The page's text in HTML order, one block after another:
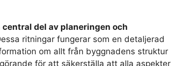
del av planeringen och
ritningar fungerar som en detaljerad
om allt från byggnadens struktur
för att säkerställa att alla aspekter